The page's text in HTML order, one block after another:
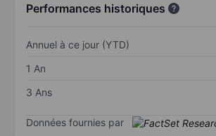
Performances historiques
Annuel à ce jour (YTD)
1 An
3 Ans
Données fournies par